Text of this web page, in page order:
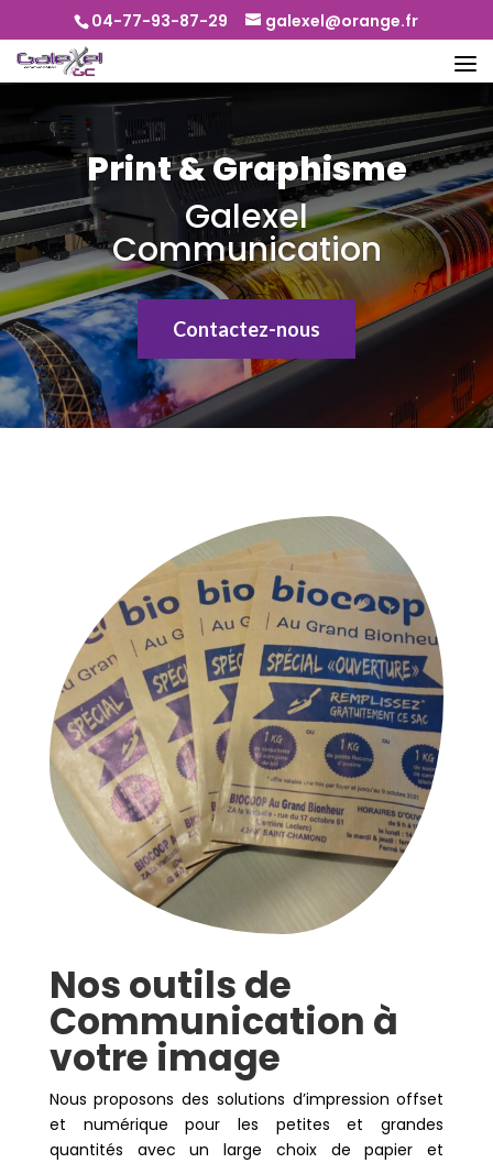
04-77-93-87-29 galexel@orange.fr
Print & Graphisme
Galexel
Communication
Contactez-nous
Nos outils de
Communication à
votre image
Nous proposons des solutions d’impression offset
et numérique pour les petites et grandes
quantités avec un large choix de papier et